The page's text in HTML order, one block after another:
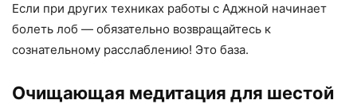
Если при других техниках работы с Аджной начинает
болеть лоб — обязательно возвращайтесь к
сознательному расслаблению! Это база.
Очищающая медитация для шестой